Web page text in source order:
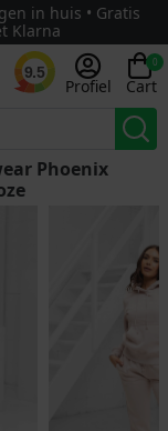
in huis • Gratis
Klarna
9.5
Profiel
0
Cart
Phoenix